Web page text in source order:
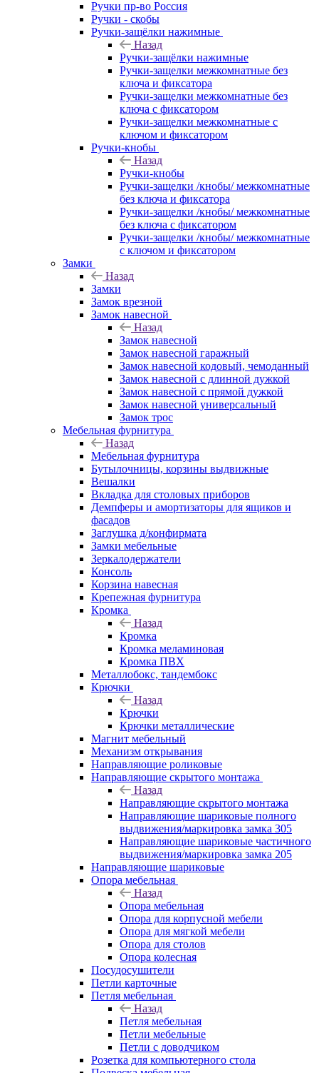
Ручки пр-во Россия
Ручки - скобы
Ручки-защёлки нажимные
Назад
Ручки-защёлки нажимные
Ручки-защелки межкомнатные без
ключа и фиксатора
Ручки-защелки межкомнатные без
ключа с фиксатором
Ручки-защелки межкомнатные с
ключом и фиксатором
Ручки-кнобы
Назад
Ручки-кнобы
Ручки-защелки /кнобы/ межкомнатные
без ключа и фиксатора
Ручки-защелки /кнобы/ межкомнатные
без ключа с фиксатором
Ручки-защелки /кнобы/ межкомнатные
с ключом и фиксатором
Замки
Назад
Замки
Замок врезной
Замок навесной
Назад
Замок навесной
Замок навесной гаражный
Замок навесной кодовый, чемоданный
Замок навесной с длинной дужкой
Замок навесной с прямой дужкой
Замок навесной универсальный
Замок трос
Мебельная фурнитура
Назад
Мебельная фурнитура
Бутылочницы, корзины выдвижные
Вешалки
Вкладка для столовых приборов
Демпферы и амортизаторы для ящиков и
фасадов
Заглушка д/конфирмата
Замки мебельные
Зеркалодержатели
Консоль
Корзина навесная
Крепежная фурнитура
Кромка
Назад
Кромка
Кромка меламиновая
Кромка ПВХ
Металлобокс, тандембокс
Крючки
Назад
Крючки
Крючки металлические
Магнит мебельный
Механизм открывания
Направляющие роликовые
Направляющие скрытого монтажа
Назад
Направляющие скрытого монтажа
Направляющие шариковые полного
выдвижения/маркировка замка 305
Направляющие шариковые частичного
выдвижения/маркировка замка 205
Направляющие шариковые
Опора мебельная
Назад
Опора мебельная
Опора для корпусной мебели
Опора для мягкой мебели
Опора для столов
Опора колесная
Посудосушители
Петли карточные
Петля мебельная
Назад
Петля мебельная
Петли мебельные
Петли с доводчиком
Розетка для компьютерного стола